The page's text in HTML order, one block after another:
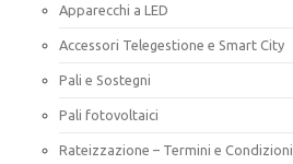
Apparecchi a LED
Accessori Telegestione e Smart City
Pali e Sostegni
Pali fotovoltaici
Rateizzazione – Termini e Condizioni